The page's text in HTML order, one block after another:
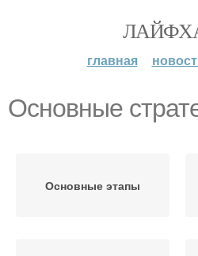
главная
Основные
Основные этапы